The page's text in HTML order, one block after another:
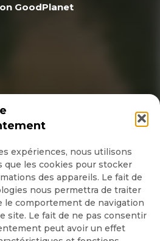
expériences, nous utilisons
que les cookies pour stocker
des appareils. Le fait de
nous permettra de traiter
le comportement de navigation
site. Le fait de ne pas consentir
peut avoir un effet
GoodPlanet